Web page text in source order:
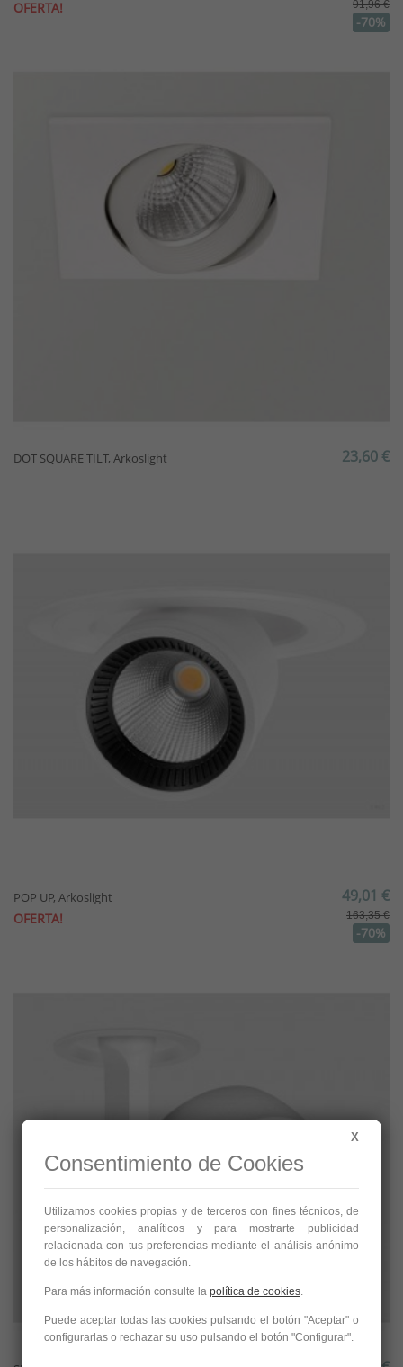
OFERTA! 91,96 €
-70%
DOT SQUARE TILT, Arkoslight 23,60 €
POP UP, Arkoslight
OFERTA!
49,01 €
163,35 €
-70%
X
Consentimiento de Cookies
Utilizamos cookies propias y de terceros con fines técnicos, de
personalización, analíticos y para mostrarte publicidad
relacionada con tus preferencias mediante el análisis anónimo
de los hábitos de navegación.
Para más información consulte la política de cookies.
Puede aceptar todas las cookies pulsando el botón "Aceptar" o
configurarlas o rechazar su uso pulsando el botón "Configurar".